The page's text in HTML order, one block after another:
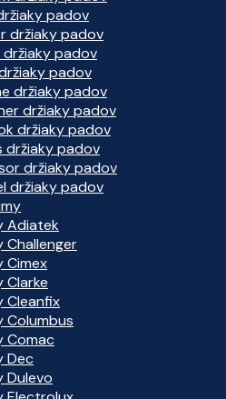
padov
držiaky padov
držiaky padov
padov
držiaky padov
držiaky padov
držiaky padov
držiaky padov
držiaky padov
držiaky padov
Adiatek
Challenger
Cimex
Clarke
Cleanfix
Columbus
Comac
Dec
Dulevo